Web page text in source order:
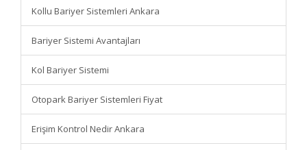
Kollu Bariyer Sistemleri Ankara
Bariyer Sistemi Avantajları
Kol Bariyer Sistemi
Otopark Bariyer Sistemleri Fiyat
Erişim Kontrol Nedir Ankara